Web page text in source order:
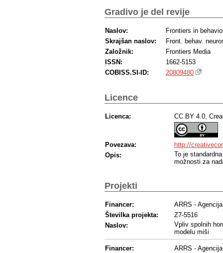
Gradivo je del revije
Naslov:
Frontiers in
Skrajšan naslov:
Front. behav.
Založnik:
Frontiers Media
ISSN:
1662-5153
COBISS.SI-ID:
20809480
Licence
Licenca: CC BY 4.0,
Povezava:
http://
Opis:
To je
možnosti za
Projekti
Financer:
ARRS -
Številka projekta:
Z7-5516
Naslov:
Vpliv spolnih
modelu miši
Financer:
ARRS -